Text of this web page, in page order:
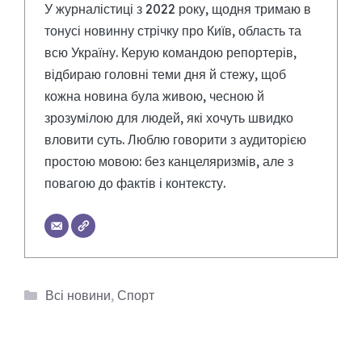
У журналістиці з 2022 року, щодня тримаю в
тонусі новинну стрічку про Київ, область та
всю Україну. Керую командою репортерів,
відбираю головні теми дня й стежу, щоб
кожна новина була живою, чесною й
зрозумілою для людей, які хочуть швидко
вловити суть. Люблю говорити з аудиторією
простою мовою: без канцеляризмів, але з
повагою до фактів і контексту.
Категорії
Всі новини, Спорт